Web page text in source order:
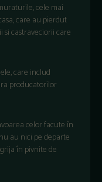
cele mai
care au pierdut
castraveciorii care
care includ
producatorilor
celor facute în
au nici pe departe
în pivnite de